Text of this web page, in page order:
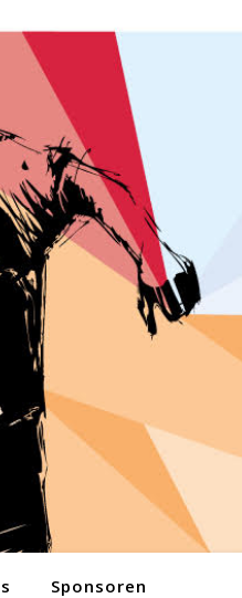
Sponsoren